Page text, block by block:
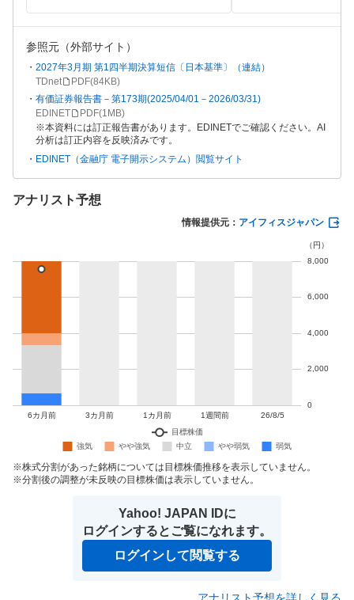
参照元（外部サイト）
2027年3月期 第1四半期決算短信〔日本基準〕（連結）
TDnet
PDF(84KB)
有価証券報告書－第173期(2025/04/01－2026/03/31)
EDINET
PDF(1MB)
本資料には訂正報告書があります。EDINETでご確認ください。AI
分析は訂正内容を反映済みです。
EDINET（金融庁 電子開示システム）閲覧サイト
アナリスト予想
情報提供元： アイフィスジャパン
株式分割があった銘柄については目標株価推移を表示していません。
分割後の調整が未反映の目標株価は表示していません。
Yahoo! JAPAN IDに
ログインするとご覧になれます。
ログインして閲覧する